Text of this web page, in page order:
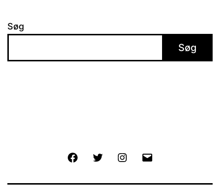
Søg
Søg
FacebookTwitter Instagram